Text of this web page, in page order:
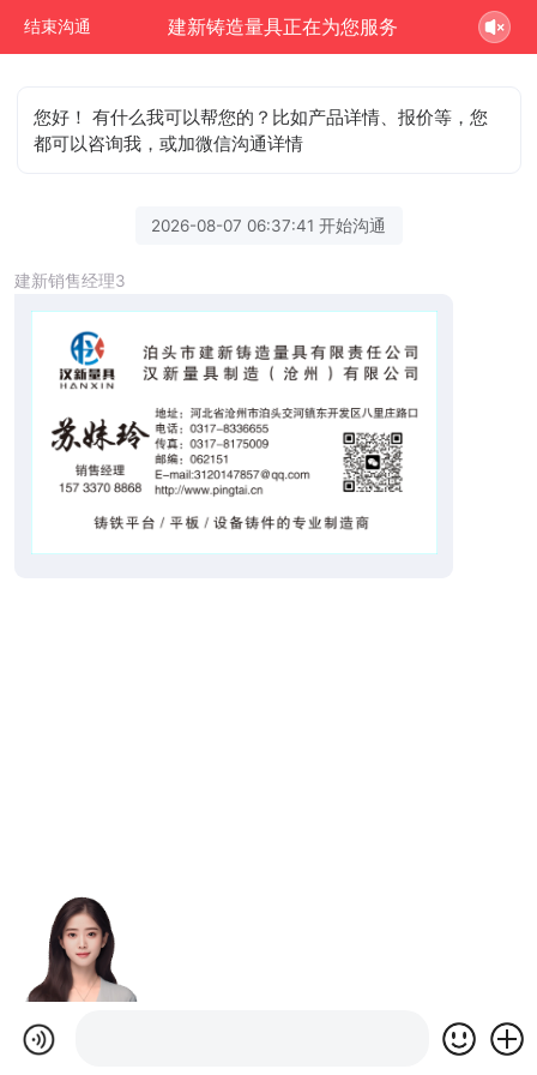
结束沟通 建新铸造量具正在为您服务
您好！ 有什么我可以帮您的？比如产品详情、报价等，您
都可以咨询我，或加微信沟通详情
2026-08-07 06:37:41 开始沟通
建新销售经理3